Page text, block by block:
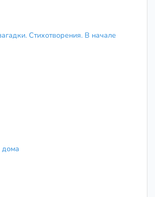
Стихотворения. В начале
дома